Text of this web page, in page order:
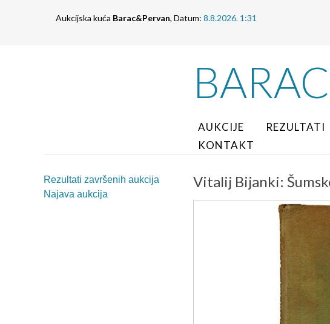
Aukcijska kuća Barac&Pervan, Datum: 8.8.2026. 1:31
AUKCIJE REZULTATI
KONTAKT
Rezultati završenih aukcija
Najava aukcija
Vitalij Bijanki: